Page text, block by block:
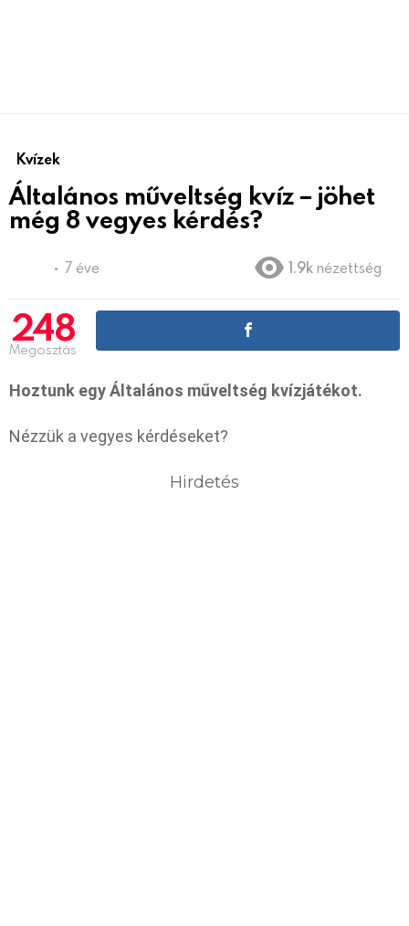
Kvízek
Általános műveltség kvíz – jöhet
még 8 vegyes kérdés?
7 éve 1.9k nézettség
248
Megosztás
Hoztunk egy Általános műveltség kvízjátékot.
Nézzük a vegyes kérdéseket?
Hirdetés